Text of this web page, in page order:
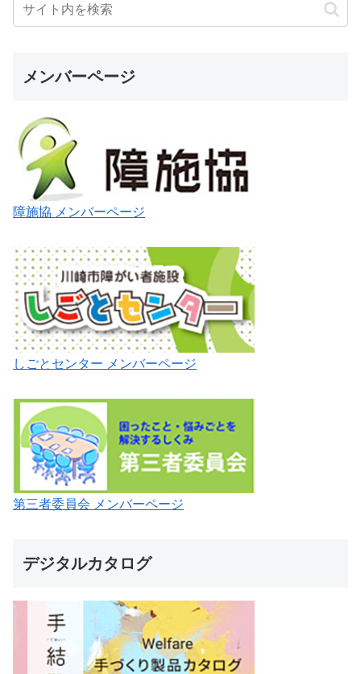
メンバーページ
障施協 メンバーページ
しごとセンター メンバーページ
第三者委員会 メンバーページ
デジタルカタログ